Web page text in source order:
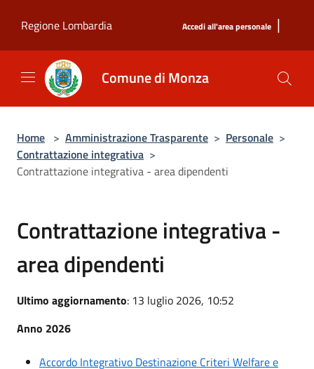
Regione Lombardia
Accedi all'area personale |
Comune di Monza
Home > Amministrazione Trasparente > Personale >
Contrattazione integrativa >
Contrattazione integrativa - area dipendenti
Contrattazione integrativa -
area dipendenti
Ultimo aggiornamento: 13 luglio 2026, 10:52
Anno 2026
Accordo Integrativo Destinazione Criteri Welfare e